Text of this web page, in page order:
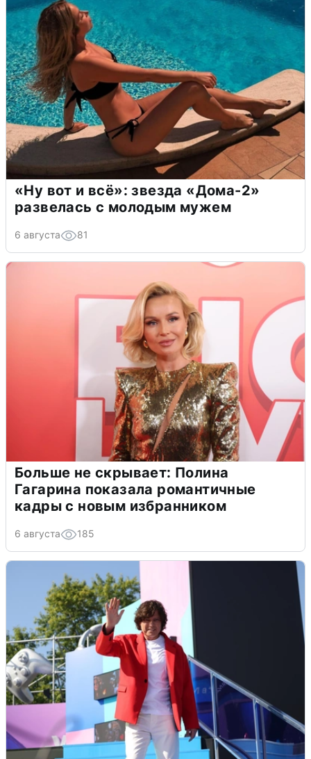
«Ну вот и всё»: звезда «Дома-2»
развелась с молодым мужем
6 августа 81
Больше не скрывает: Полина
Гагарина показала романтичные
кадры с новым избранником
6 августа 185